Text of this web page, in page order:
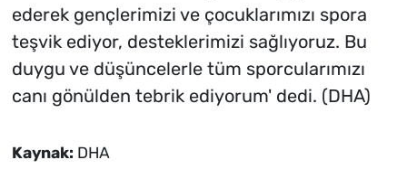
ederek gençlerimizi ve çocuklarımızı spora
teşvik ediyor, desteklerimizi sağlıyoruz. Bu
duygu ve düşüncelerle tüm sporcularımızı
canı gönülden tebrik ediyorum' dedi. (DHA)
Kaynak: DHA